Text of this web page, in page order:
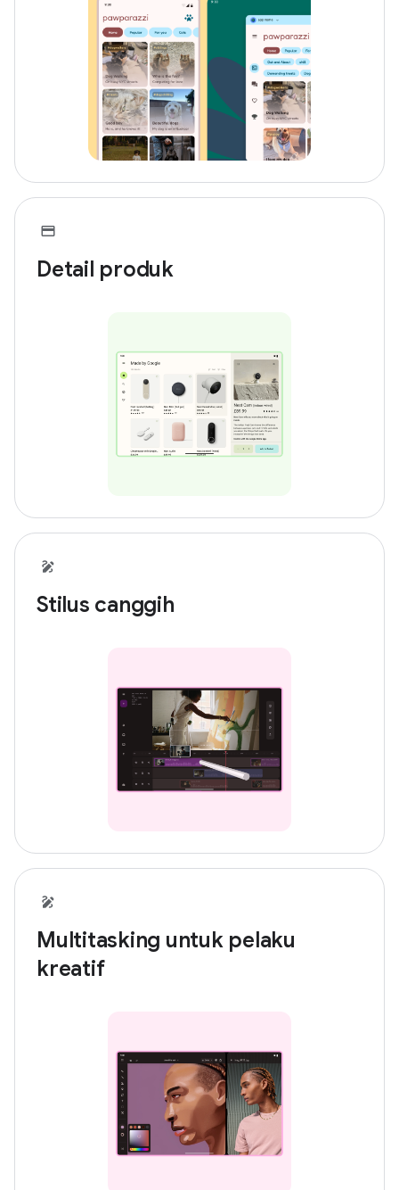
Detail produk
Stilus canggih
Multitasking untuk pelaku
kreatif